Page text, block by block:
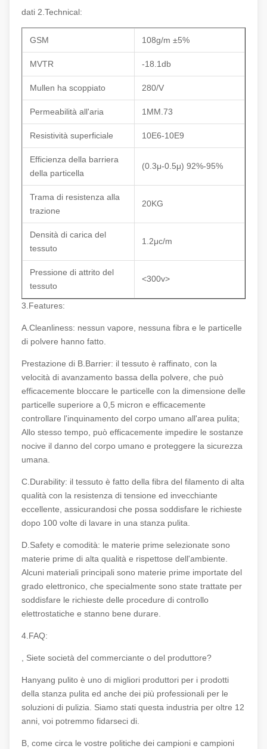
dati 2.Technical:
GSM 108g/m ±5%
MVTR -18.1db
Mullen ha scoppiato 280/V
Permeabilità all'aria 1MM.73
Resistività superficiale 10E6-10E9
Efficienza della barriera
della particella
(0.3μ-0.5μ) 92%-95%
Trama di resistenza alla
trazione
20KG
Densità di carica del
tessuto
1.2μc/m
Pressione di attrito del
tessuto
<300v>
3.Features:
A.Cleanliness: nessun vapore, nessuna fibra e le particelle
di polvere hanno fatto.
Prestazione di B.Barrier: il tessuto è raffinato, con la
velocità di avanzamento bassa della polvere, che può
efficacemente bloccare le particelle con la dimensione delle
particelle superiore a 0,5 micron e efficacemente
controllare l'inquinamento del corpo umano all'area pulita;
Allo stesso tempo, può efficacemente impedire le sostanze
nocive il danno del corpo umano e proteggere la sicurezza
umana.
C.Durability: il tessuto è fatto della fibra del filamento di alta
qualità con la resistenza di tensione ed invecchiante
eccellente, assicurandosi che possa soddisfare le richieste
dopo 100 volte di lavare in una stanza pulita.
D.Safety e comodità: le materie prime selezionate sono
materie prime di alta qualità e rispettose dell'ambiente.
Alcuni materiali principali sono materie prime importate del
grado elettronico, che specialmente sono state trattate per
soddisfare le richieste delle procedure di controllo
elettrostatiche e stanno bene durare.
4.FAQ:
, Siete società del commerciante o del produttore?
Hanyang pulito è uno di migliori produttori per i prodotti
della stanza pulita ed anche dei più professionali per le
soluzioni di pulizia. Siamo stati questa industria per oltre 12
anni, voi potremmo fidarseci di.
B, come circa le vostre politiche dei campioni e campioni